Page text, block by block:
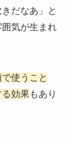
だなあ」と
気が生まれ
使うこと
効果 もあり